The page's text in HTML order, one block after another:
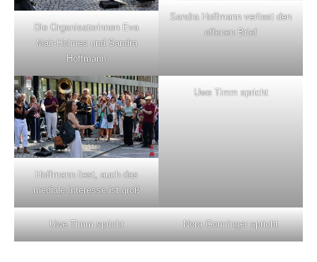
Die Organisatorinnen Eva
Mair-Holmes und Sandra
Hoffmann
Sandra Hoffmann verliest den
offenen Brief
Hoffmann liest, auch das
mediale Interesse ist groß
Uwe Timm spricht
Uwe Timm spricht Nora Gomringer spricht